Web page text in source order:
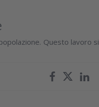
Questo lavoro si